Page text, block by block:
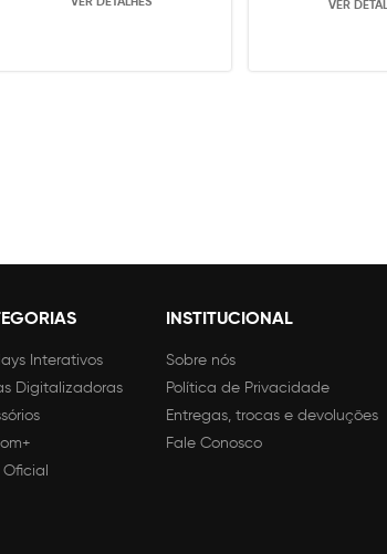
VER
Interativos
Digitalizadoras
Oficial
INSTITUCIONAL
Sobre nós
Política de Privacidade
Entregas, trocas e devoluções
Fale Conosco